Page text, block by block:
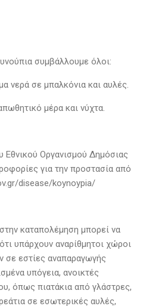
συμβάλλουμε όλοι:
νερά σε μπαλκόνια και αυλές.
μέρα και νύχτα.
Εθνικού Οργανισμού Δημόσιας
για την προστασία από
disease/koynoypia/
καταπολέμηση μπορεί να
υπάρχουν αναρίθμητοι χώροι
σε εστίες αναπαραγωγής
υπόγεια, ανοικτές
όπως πιατάκια από γλάστρες,
σε εσωτερικές αυλές,